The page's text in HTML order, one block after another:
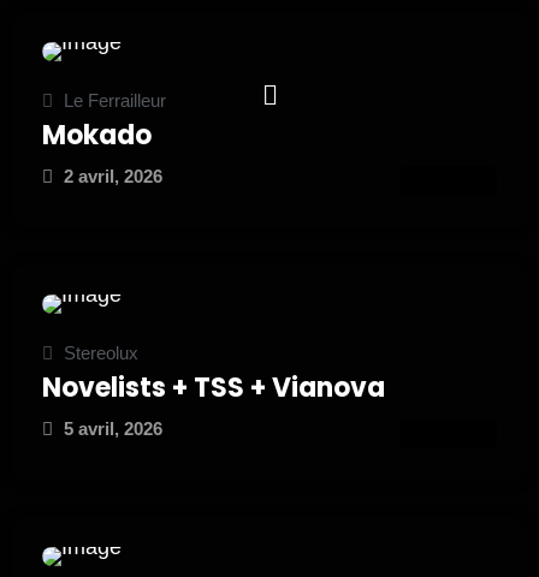
Le Ferrailleur
Mokado
2 avril, 2026
Stereolux
Novelists + TSS + Vianova
5 avril, 2026